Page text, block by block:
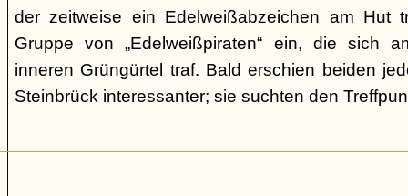
der zeitweise ein Edelweißabzeichen am Hut
Gruppe von „Edelweißpiraten“ ein, die sich
inneren Grüngürtel traf. Bald erschien beiden
Steinbrück interessanter; sie suchten den